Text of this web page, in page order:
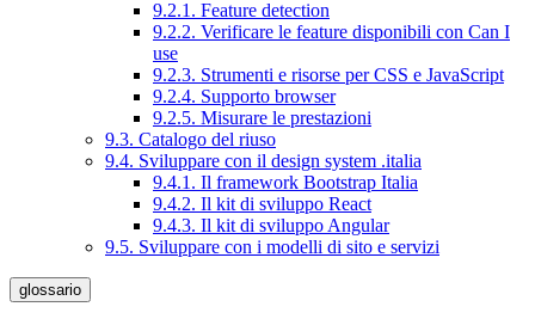
9.2.1. Feature detection
9.2.2. Verificare le feature disponibili con Can I
use
9.2.3. Strumenti e risorse per CSS e JavaScript
9.2.4. Supporto browser
9.2.5. Misurare le prestazioni
9.3. Catalogo del riuso
9.4. Sviluppare con il design system .italia
9.4.1. Il framework Bootstrap Italia
9.4.2. Il kit di sviluppo React
9.4.3. Il kit di sviluppo Angular
9.5. Sviluppare con i modelli di sito e servizi
glossario